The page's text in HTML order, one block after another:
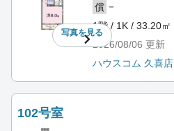
写真を見る
償 －
1階 / 1K / 33.20㎡
2026/08/06 更新
ハウスコム 久喜店
102号室